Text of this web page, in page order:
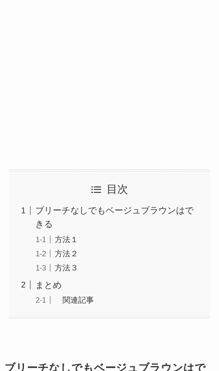
目次
ブリーチなしでもベージュブラウンはで
きる
方法１
方法２
方法３
まとめ
関連記事
ブリーチなしでもベージュブラウンはで